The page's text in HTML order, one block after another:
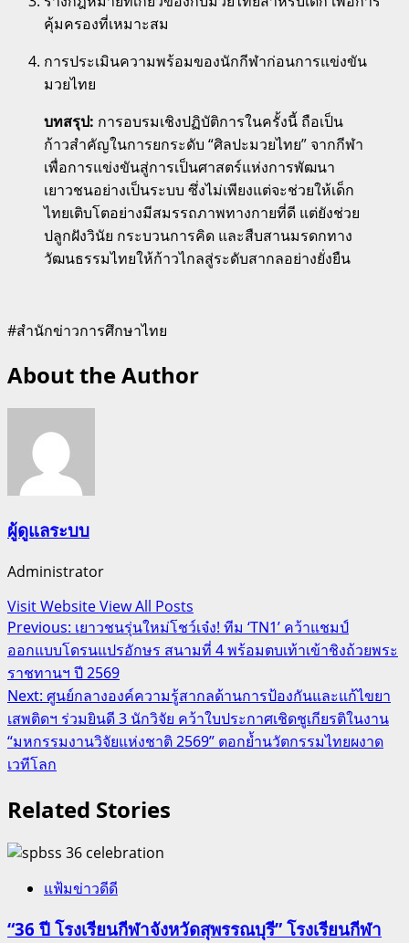
คุ้มครองที่เหมาะสม
การประเมินความพร้อมของนักกีฬาก่อนการแข่งขัน
มวยไทย
บทสรุป: การอบรมเชิงปฏิบัติการในครั้งนี้ ถือเป็น
ก้าวสำคัญในการยกระดับ “ศิลปะมวยไทย” จากกีฬา
เพื่อการแข่งขันสู่การเป็นศาสตร์แห่งการพัฒนา
เยาวชนอย่างเป็นระบบ ซึ่งไม่เพียงแต่จะช่วยให้เด็ก
ไทยเติบโตอย่างมีสมรรถภาพทางกายที่ดี แต่ยังช่วย
ปลูกฝังวินัย กระบวนการคิด และสืบสานมรดกทาง
วัฒนธรรมไทยให้ก้าวไกลสู่ระดับสากลอย่างยั่งยืน
#สำนักข่าวการศึกษาไทย
About the Author
ผู้ดูแลระบบ
Administrator
Visit WebsiteView All Posts
Post
navigation
Previous: เยาวชนรุ่นใหม่โชว์เจ๋ง! ทีม ‘TN1’ คว้าแชมป์
ออกแบบโดรนแปรอักษร สนามที่ 4 พร้อมตบเท้าเข้าชิงถ้วยพระ
ราชทานฯ ปี 2569
Next: ศูนย์กลางองค์ความรู้สากลด้านการป้องกันและแก้ไขยา
เสพติดฯ ร่วมยินดี 3 นักวิจัย คว้าใบประกาศเชิดชูเกียรติในงาน
“มหกรรมงานวิจัยแห่งชาติ 2569” ตอกย้ำนวัตกรรมไทยผงาด
เวทีโลก
Related Stories
แฟ้มข่าวดีดี
“36 ปี โรงเรียนกีฬาจังหวัดสุพรรณบุรี” โรงเรียนกีฬา